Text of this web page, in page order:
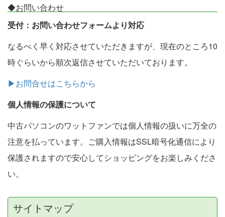
◆お問い合わせ
受付：お問い合わせフォームより対応
なるべく早く対応させていただきますが、現在のところ10
時ぐらいから順次返信させていただいております。
▶お問合せはこちらから
個人情報の保護について
中古パソコンのワットファンでは個人情報の扱いに万全の
注意を払っています。ご購入情報はSSL暗号化通信により
保護されますので安心してショッピングをお楽しみくださ
い。
サイトマップ